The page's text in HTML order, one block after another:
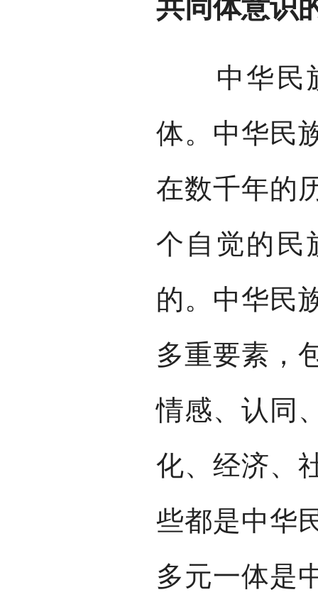
共同体意识
中华民族
体。中华民
在数千年的
个自觉的民
的。中华民
多重要素，
情感、认同
化、经济、
些都是中华
多元一体是